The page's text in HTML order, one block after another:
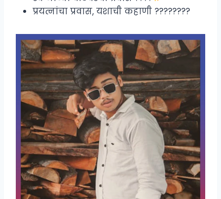
प्रयत्नांचा प्रवास, यशाची कहाणी ????????